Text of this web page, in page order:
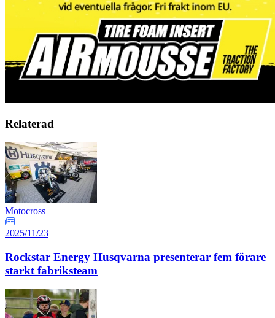
Relaterad
Motocross
2025/11/23
Rockstar Energy Husqvarna presenterar fem förare
starkt fabriksteam